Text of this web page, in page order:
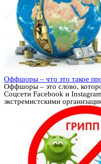
Оффшоры – что это такое
Оффшоры – это слово,
Соцсети Facebook и
экстремистскими